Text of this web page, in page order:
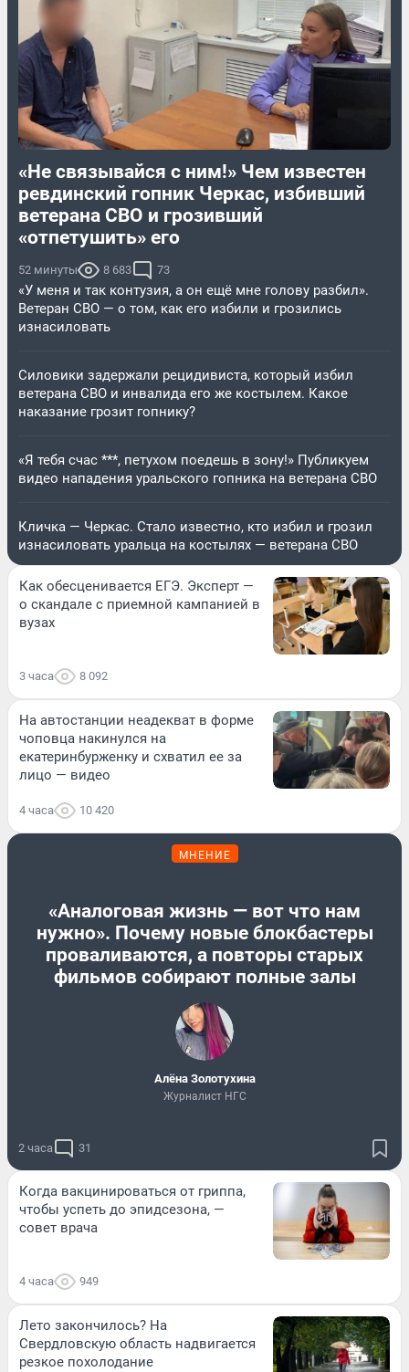
«Не связывайся с ним!» Чем известен
ревдинский гопник Черкас, избивший
ветерана СВО и грозивший
«отпетушить» его
52 минуты 8 683 73
«У меня и так контузия, а он ещё мне голову разбил».
Ветеран СВО — о том, как его избили и грозились
изнасиловать
Силовики задержали рецидивиста, который избил
ветерана СВО и инвалида его же костылем. Какое
наказание грозит гопнику?
«Я тебя счас ***, петухом поедешь в зону!» Публикуем
видео нападения уральского гопника на ветерана СВО
Кличка — Черкас. Стало известно, кто избил и грозил
изнасиловать уральца на костылях — ветерана СВО
Как обесценивается ЕГЭ. Эксперт —
о скандале с приемной кампанией в
вузах
3 часа 8 092
На автостанции неадекват в форме
чоповца накинулся на
екатеринбурженку и схватил ее за
лицо — видео
4 часа 10 420
МНЕНИЕ
«Аналоговая жизнь — вот что нам
нужно». Почему новые блокбастеры
проваливаются, а повторы старых
фильмов собирают полные залы
Алёна Золотухина
Журналист НГС
2 часа 31
Когда вакцинироваться от гриппа,
чтобы успеть до эпидсезона, —
совет врача
4 часа 949
Лето закончилось? На
Свердловскую область надвигается
резкое похолодание